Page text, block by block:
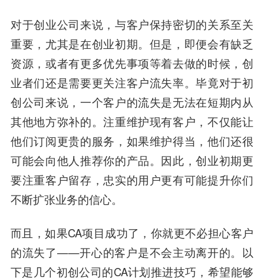
对于创业公司来说，与客户保持密切的关系至关
重要，尤其是在创业初期。但是，即便会有缺乏
资源，或者有更多优先事项等着去做的时候，创
业者们还是需要更关注客户流失率。毕竟对于初
创公司来说，一个客户的流失是无法在短期内从
其他地方弥补的。注重维护现有客户，不仅能让
他们订阅更贵的服务，如果维护得当，他们还很
可能会向他人推荐你的产品。 因此，创业初期更
要注重客户留存，忠实的用户更有可能提升你们
不断扩张业务的信心。
而且，如果CA项目成功了，你就更不必担心客户
的流失了——开心的客户是不会主动离开的。以
下是几个初创公司的CA计划推进技巧，希望能够